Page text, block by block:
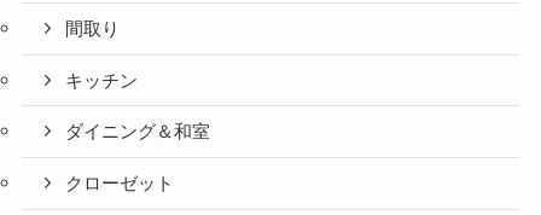
間取り
キッチン
ダイニング＆和室
クローゼット